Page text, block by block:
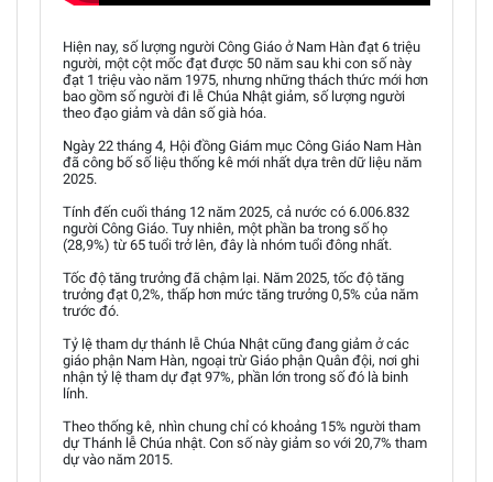
Hiện nay, số lượng người Công Giáo ở Nam Hàn đạt 6 triệu
người, một cột mốc đạt được 50 năm sau khi con số này
đạt 1 triệu vào năm 1975, nhưng những thách thức mới hơn
bao gồm số người đi lễ Chúa Nhật giảm, số lượng người
theo đạo giảm và dân số già hóa.
Ngày 22 tháng 4, Hội đồng Giám mục Công Giáo Nam Hàn
đã công bố số liệu thống kê mới nhất dựa trên dữ liệu năm
2025.
Tính đến cuối tháng 12 năm 2025, cả nước có 6.006.832
người Công Giáo. Tuy nhiên, một phần ba trong số họ
(28,9%) từ 65 tuổi trở lên, đây là nhóm tuổi đông nhất.
Tốc độ tăng trưởng đã chậm lại. Năm 2025, tốc độ tăng
trưởng đạt 0,2%, thấp hơn mức tăng trưởng 0,5% của năm
trước đó.
Tỷ lệ tham dự thánh lễ Chúa Nhật cũng đang giảm ở các
giáo phận Nam Hàn, ngoại trừ Giáo phận Quân đội, nơi ghi
nhận tỷ lệ tham dự đạt 97%, phần lớn trong số đó là binh
lính.
Theo thống kê, nhìn chung chỉ có khoảng 15% người tham
dự Thánh lễ Chúa nhật. Con số này giảm so với 20,7% tham
dự vào năm 2015.